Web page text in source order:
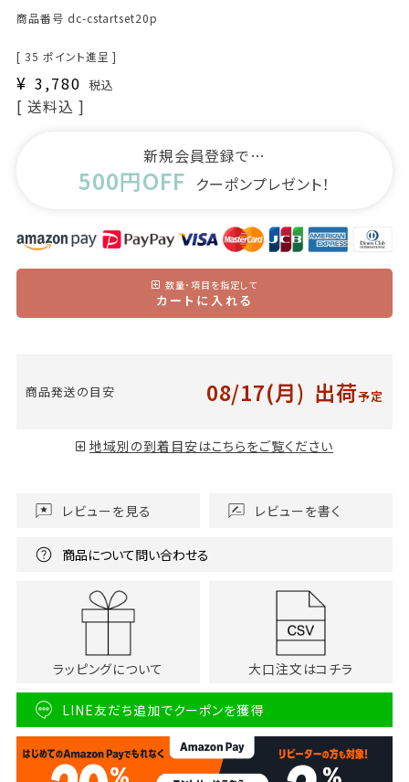
商品番号 dc-cstartset20p
[ 35 ポイント進呈 ]
¥ 3,780 税込
送料込
新規会員登録で…
500円OFF クーポンプレゼント！
数量・項目を指定して
カートに入れる
商品発送の目安 08/17(月) 出荷予定
地域別の到着目安はこちらをご覧ください
レビューを見る レビューを書く
商品について問い合わせる
ラッピングについて 大口注文はコチラ
LINE友だち追加でクーポンを獲得